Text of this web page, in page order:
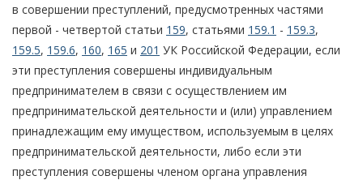
в совершении преступлений, предусмотренных частями
первой - четвертой статьи 159, статьями 159.1 - 159.3,
159.5, 159.6, 160, 165 и 201 УК Российской Федерации, если
эти преступления совершены индивидуальным
предпринимателем в связи с осуществлением им
предпринимательской деятельности и (или) управлением
принадлежащим ему имуществом, используемым в целях
предпринимательской деятельности, либо если эти
преступления совершены членом органа управления